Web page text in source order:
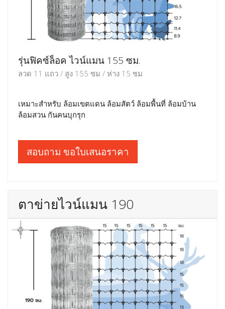
รุ่นฟิคซ์ล็อค ไวน์แมน 155 ซม.
ลวด 11 แถว / สูง 155 ซม / ห่าง 15 ซม
เหมาะสำหรับ ล้อมเขตแดน ล้อมสัตว์ ล้อมพื้นที่ ล้อมบ้าน
ล้อมสวน กันคนบุกรุก
สอบถาม ขอใบเสนอราคา
ตาข่ายไวน์แมน 190